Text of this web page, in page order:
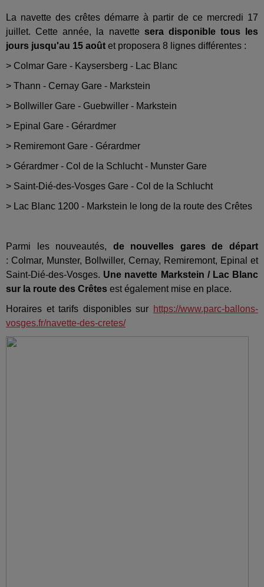
La navette des crêtes démarre à partir de ce mercredi 17
juillet. Cette année, la navette sera disponible tous les
jours jusqu'au 15 août et proposera 8 lignes différentes :
> Colmar Gare - Kaysersberg - Lac Blanc
> Thann - Cernay Gare - Markstein
> Bollwiller Gare - Guebwiller - Markstein
> Epinal Gare - Gérardmer
> Remiremont Gare - Gérardmer
> Gérardmer - Col de la Schlucht - Munster Gare
> Saint-Dié-des-Vosges Gare - Col de la Schlucht
> Lac Blanc 1200 - Markstein le long de la route des Crêtes
Parmi les nouveautés, de nouvelles gares de départ
: Colmar, Munster, Bollwiller, Cernay, Remiremont, Epinal et
Saint-Dié-des-Vosges. Une navette Markstein / Lac Blanc
sur la route des Crêtes est également mise en place.
Horaires et tarifs disponibles sur https://www.parc-ballons-
vosges.fr/navette-des-cretes/